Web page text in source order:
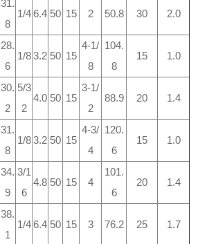
31.
8
1/4 6.4 50 15 2 50.8 30 2.0
28.
6
1/8 3.2 50 15
4-1/
8
104.
8
15 1.0
30.
2
5/3
2
4.0 50 15
3-1/
2
88.9 20 1.4
31.
8
1/8 3.2 50 15
4-3/
4
120.
6
15 1.0
34.
9
3/1
6
4.8 50 15 4
101.
6
20 1.4
38.
1
1/4 6.4 50 15 3 76.2 25 1.7